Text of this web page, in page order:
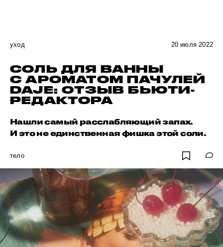
уход 20 июля 2022
СОЛЬ ДЛЯ ВАННЫ
С АРОМАТОМ ПАЧУЛЕЙ
DAJE: ОТЗЫВ БЬЮТИ-
РЕДАКТОРА
Нашли самый расслабляющий запах.
И это не единственная фишка этой соли.
тело